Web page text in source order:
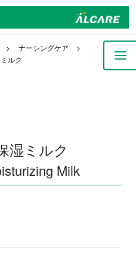
ナーシングケア
ルク
湿ミルク
Milk